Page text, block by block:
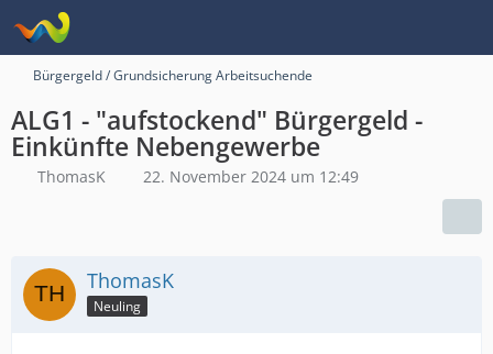
Bürgergeld / Grundsicherung Arbeitsuchende
ALG1 - "aufstockend" Bürgergeld -
Einkünfte Nebengewerbe
ThomasK 22. November 2024 um 12:49
ThomasK
Neuling